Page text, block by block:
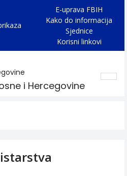
E-uprava FBIH
Kako do informacija
Sjednice
Korisni linkovi
i Hercegovine